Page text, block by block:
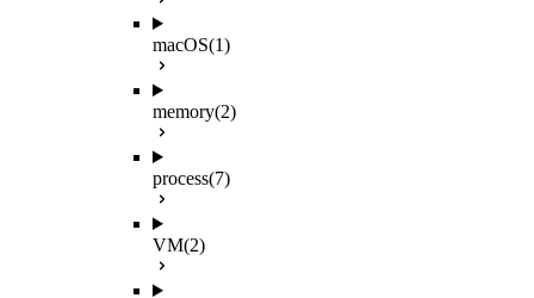
macOS(1)
memory(2)
process(7)
VM(2)